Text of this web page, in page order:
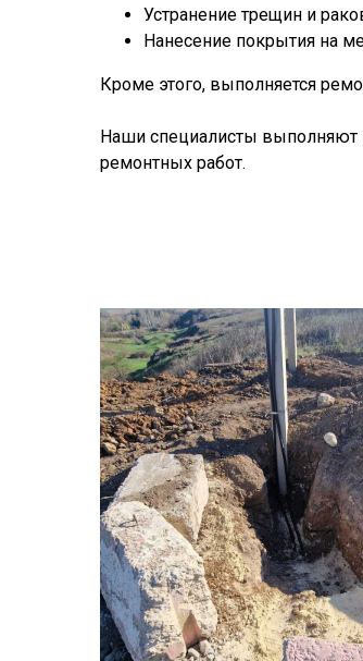
Устранение трещин и
Нанесение покрытия на
Кроме этого, выполняется
Наши специалисты выполняют
ремонтных работ.